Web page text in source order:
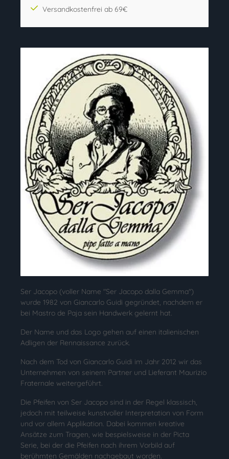
Versandkostenfrei ab 69€
Ser Jacopo (voller Name "Ser Jacopo dalla Gemma")
wurde 1982 von Giancarlo Guidi gegründet, nachdem er
bei Mastro de Paja sein Handwerk gelernt hat.
Der Name und das Logo gehen auf einen italienischen
Adligen der Rennaissance zurück.
Nach dem Tod von Giancarlo Guidi im Jahr 2012 wir das
Unternehmen von seinem Partner und Lieferant Maurizio
Fraternale weitergeführt.
Die Pfeifen von Ser Jacopo sind in der Regel klassisch,
jedoch mit teilweise kunstvoller Interpretation von Form
und vor allem Applikation. Dabei kommen kreative
Ansätze zum Tragen, wie bespielsweise in der Picta
Serie, bei der die Pfeifen nach ihrem Vorbild auf
berühmten Gemälden nachgebaut worden.